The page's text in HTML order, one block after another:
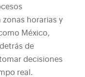
horarias y
México,
de
decisiones
real.